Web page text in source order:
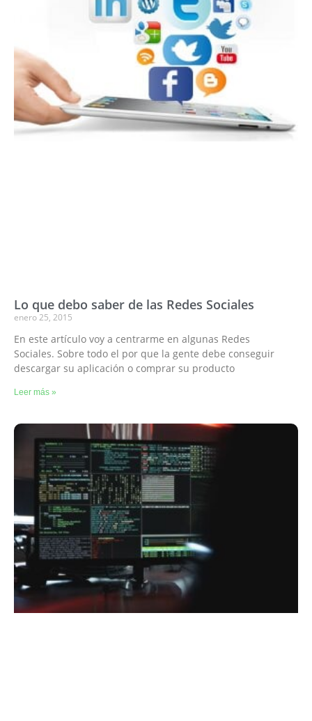
Lo que debo saber de las Redes Sociales
enero 25, 2015
En este artículo voy a centrarme en algunas Redes
Sociales. Sobre todo el por que la gente debe conseguir
descargar su aplicación o comprar su producto
Leer más »